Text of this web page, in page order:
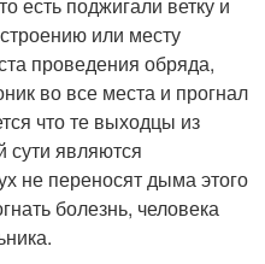
или месту
проведения обряда,
во все места и прогнал
что те выходцы из
сути являются
не переносят дыма этого
болезнь, человека